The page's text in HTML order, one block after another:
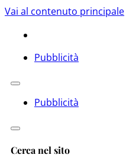
Vai al contenuto principale
Pubblicità
Pubblicità
Cerca nel sito